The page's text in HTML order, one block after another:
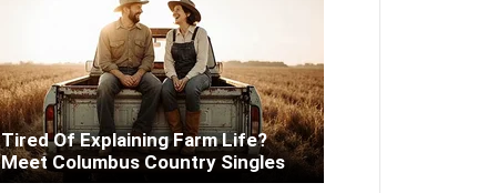
Tired Of Explaining Farm Life?
Meet Columbus Country Singles